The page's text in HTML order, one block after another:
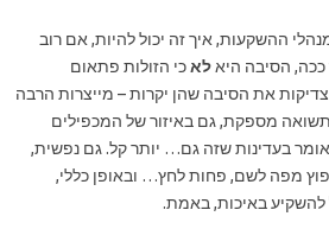
ההשקעות, איך זה יכול להיות, אם רוב
ככה, הסיבה היאלאכי הזולות פתאום
את הסיבה שהן יקרות – מייצרות הרבה
מספקת, גם באיזור של המכפילים
בעדינות שזה גם… יותר קל. גם נפשית,
מפה לשם, פחות לחץ… ובאופן כללי,
להשקיע באיכות, באמת.